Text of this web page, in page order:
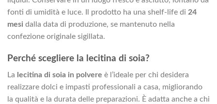
fonti di umidità e luce. Il prodotto ha una shelf-life di 24
mesi dalla data di produzione, se mantenuto nella
confezione originale sigillata.
Perché scegliere la lecitina di soia?
La lecitina di soia in polvere è l’ideale per chi desidera
realizzare dolci e impasti professionali a casa, migliorando
la qualità e la durata delle preparazioni. È adatta anche a chi